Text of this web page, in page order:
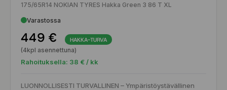
175/65R14 NOKIAN TYRES Hakka Green 3 86 T XL
Varastossa
449 € HAKKA-TURVA
(4kpl asennettuna)
Rahoituksella: 38 € / kk
LUONNOLLISESTI TURVALLINEN – Ympäristöystävällinen